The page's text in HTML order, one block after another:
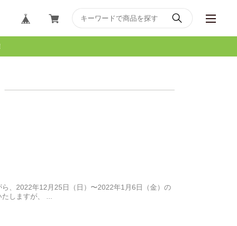
、2022年12月25日（日）〜2022年1月6日（金）の
しますが、 ...